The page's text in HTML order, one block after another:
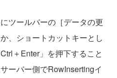
ツールバーの［データの更
、ショートカットキーとし
＋Enter」を押下すること
ーバー側でRowInsertingイ